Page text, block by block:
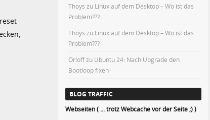
Thoys zu Linux auf dem Desktop – Wo ist das
Problem???
Thoys zu Linux auf dem Desktop – Wo ist das
Problem???
Orloffzu Ubuntu 24: Nach Upgrade den
Bootloop fixen
BLOG TRAFFIC
Webseiten ( ... trotz Webcache vor der Seite ;) )